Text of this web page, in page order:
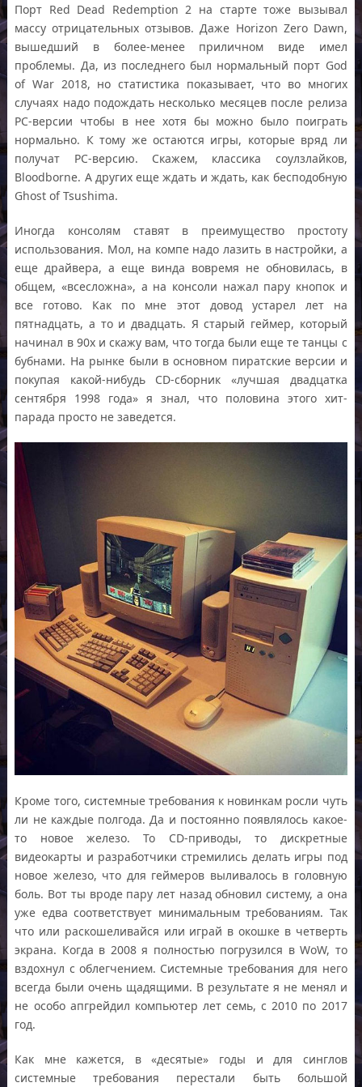
Порт Red Dead Redemption 2 на старте тоже вызывал
массу отрицательных отзывов. Даже Horizon Zero Dawn,
вышедший в более-менее приличном виде имел
проблемы. Да, из последнего был нормальный порт God
of War 2018, но статистика показывает, что во многих
случаях надо подождать несколько месяцев после релиза
PC-версии чтобы в нее хотя бы можно было поиграть
нормально. К тому же остаются игры, которые вряд ли
получат PC-версию. Скажем, классика соулзлайков,
Bloodborne. А других еще ждать и ждать, как бесподобную
Ghost of Tsushima.
Иногда консолям ставят в преимущество простоту
использования. Мол, на компе надо лазить в настройки, а
еще драйвера, а еще винда вовремя не обновилась, в
общем, «всесложна», а на консоли нажал пару кнопок и
все готово. Как по мне этот довод устарел лет на
пятнадцать, а то и двадцать. Я старый геймер, который
начинал в 90х и скажу вам, что тогда были еще те танцы с
бубнами. На рынке были в основном пиратские версии и
покупая какой-нибудь CD-сборник «лучшая двадцатка
сентября 1998 года» я знал, что половина этого хит-
парада просто не заведется.
Кроме того, системные требования к новинкам росли чуть
ли не каждые полгода. Да и постоянно появлялось какое-
то новое железо. То CD-приводы, то дискретные
видеокарты и разработчики стремились делать игры под
новое железо, что для геймеров выливалось в головную
боль. Вот ты вроде пару лет назад обновил систему, а она
уже едва соответствует минимальным требованиям. Так
что или раскошеливайся или играй в окошке в четверть
экрана. Когда в 2008 я полностью погрузился в WoW, то
вздохнул с облегчением. Системные требования для него
всегда были очень щадящими. В результате я не менял и
не особо апгрейдил компьютер лет семь, с 2010 по 2017
год.
Как мне кажется, в «десятые» годы и для синглов
системные требования перестали быть большой